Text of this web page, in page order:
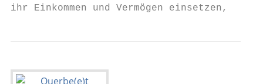
ihr Einkommen und Vermögen einsetzen,